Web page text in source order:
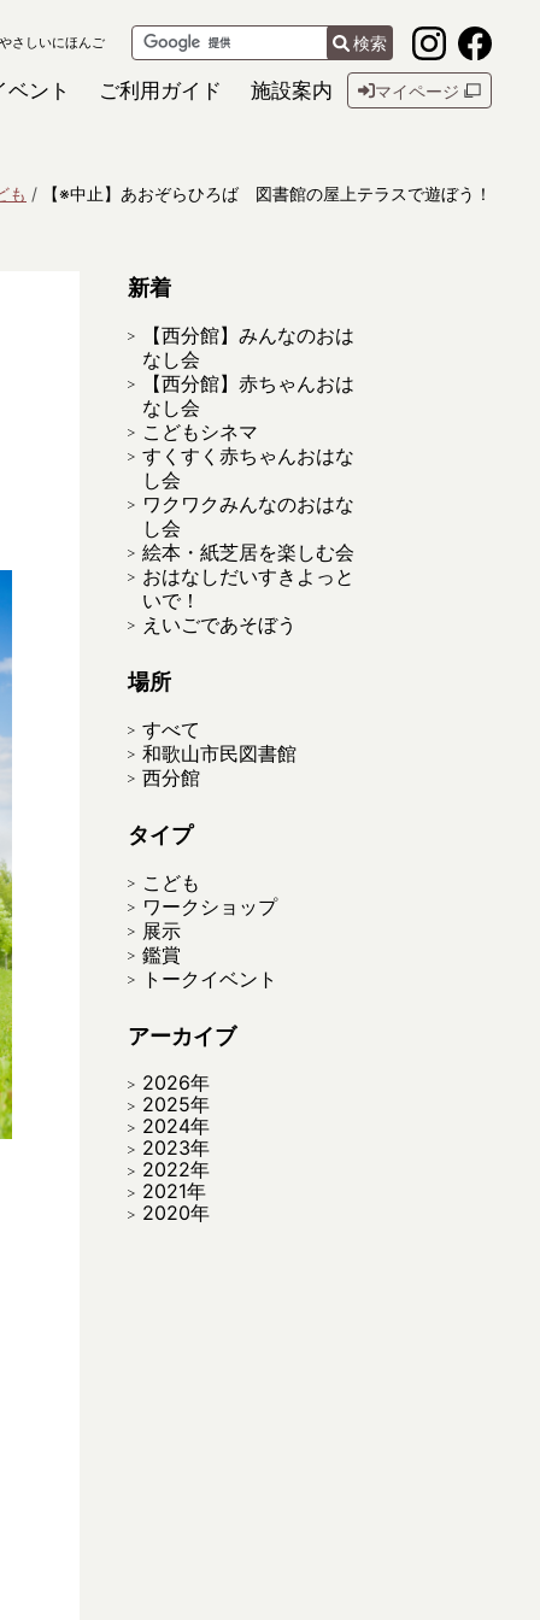
さしいにほんご 検索
ベント ご利用ガイド 施設案内 マイページ
も 【※中止】あおぞらひろば 図書館の屋上テラスで遊ぼう！
新着
【西分館】みんなのおは
なし会
【西分館】赤ちゃんおは
なし会
こどもシネマ
すくすく赤ちゃんおはな
し会
ワクワクみんなのおはな
し会
絵本・紙芝居を楽しむ会
おはなしだいすきよっと
いで！
えいごであそぼう
場所
すべて
和歌山市民図書館
西分館
タイプ
こども
ワークショップ
展示
鑑賞
トークイベント
アーカイブ
2026年
2025年
2024年
2023年
2022年
2021年
2020年